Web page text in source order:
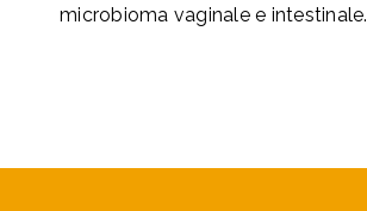
microbioma vaginale e intestinale.